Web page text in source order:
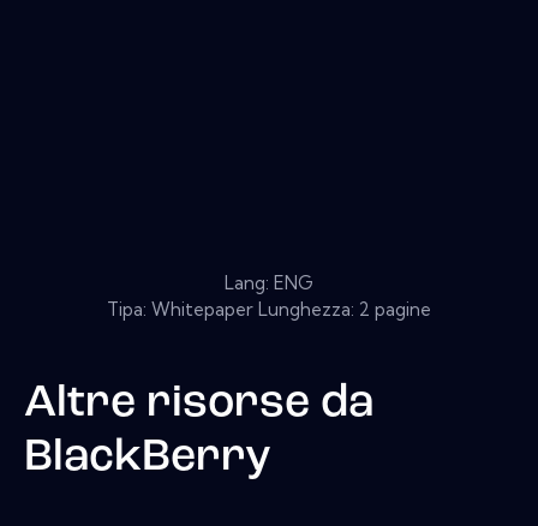
Lang: ENG
Tipa: Whitepaper Lunghezza: 2 pagine
Altre risorse da
BlackBerry